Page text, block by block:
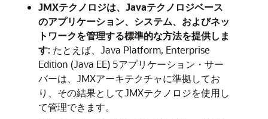
JMXテクノロジは、Javaテクノロジベース
のアプリケーション、システム、およびネッ
トワークを管理する標準的な方法を提供しま
す: たとえば、Java Platform, Enterprise
Edition (Java EE) 5アプリケーション・サー
バーは、JMXアーキテクチャに準拠してお
り、その結果としてJMXテクノロジを使用し
て管理できます。